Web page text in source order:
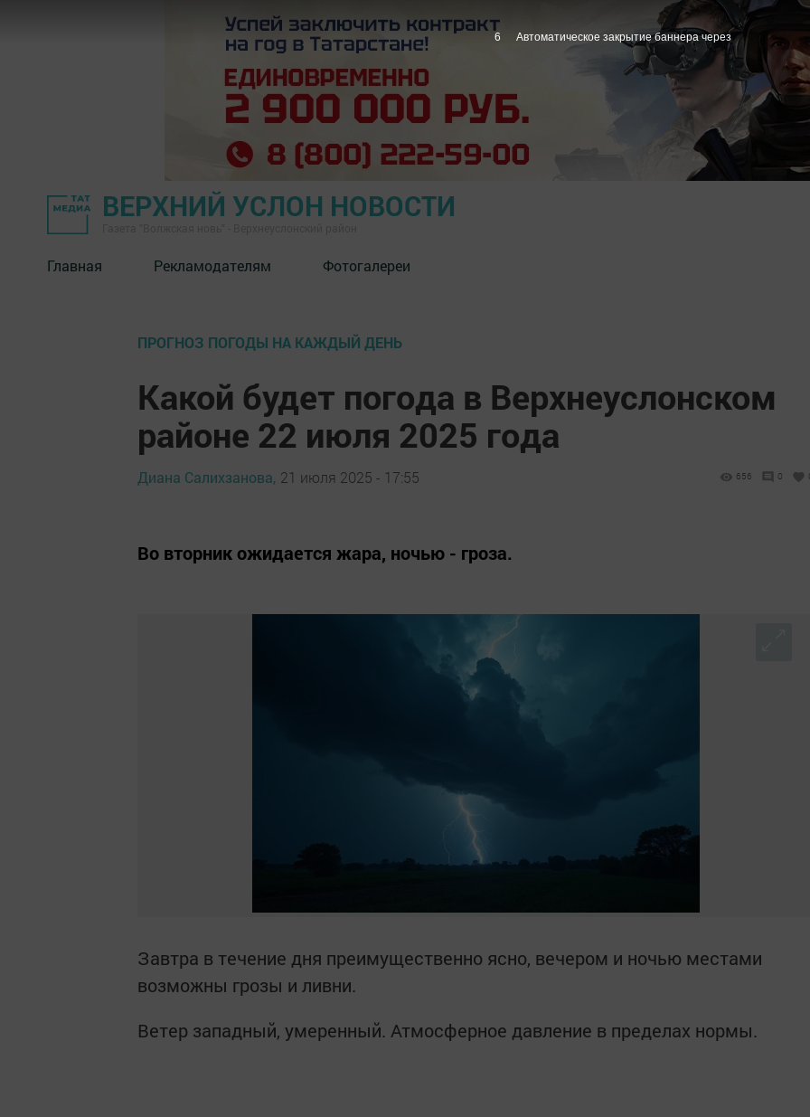
ВЕРХНИЙ УСЛОН НОВОСТИ
Главная Рекламодателям Фотогалереи
ПРОГНОЗ ПОГОДЫ НА КАЖДЫЙ ДЕНЬ
Какой будет погода в Верхнеуслонском
районе 22 июля 2025 года
Диана Салихзанова, 21 июля 2025 - 17:55 656 0
Во вторник ожидается жара, ночью - гроза.
Завтра в течение дня преимущественно ясно, вечером и ночью местами
возможны грозы и ливни.
Ветер западный, умеренный. Атмосферное давление в пределах нормы.
5 Автоматическое закрытие баннера через